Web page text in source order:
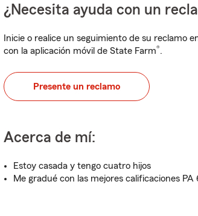
¿Necesita ayuda con un
Inicie o realice un seguimiento de su reclamo
con la aplicación móvil de State Farm®.
Presente un reclamo
Acerca de mí:
Estoy casada y tengo cuatro hijos
Me gradué con las mejores calificaciones PA